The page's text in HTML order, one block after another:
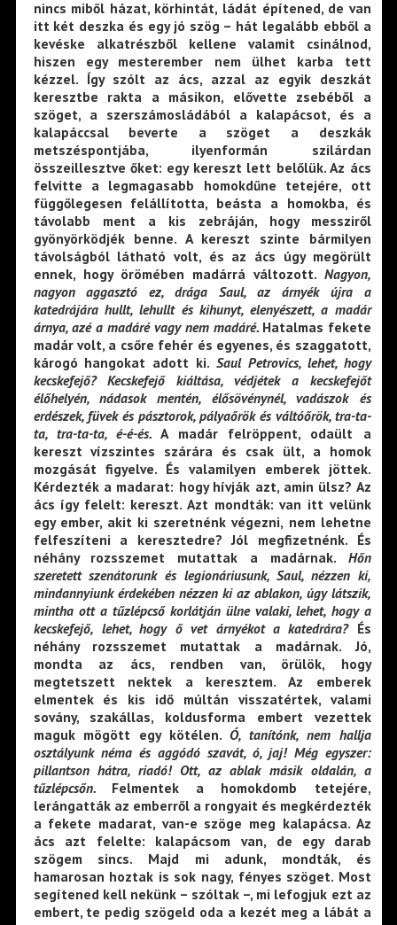
nincs miből házat, körhintát, ládát építened, de van
itt két deszka és egy jó szög – hát legalább ebből a
kevéske alkatrészből kellene valamit csinálnod,
hiszen egy mesterember nem ülhet karba tett
kézzel. Így szólt az ács, azzal az egyik deszkát
keresztbe rakta a másikon, elővette zsebéből a
szöget, a szerszámosládából a kalapácsot, és a
kalapáccsal beverte a szöget a deszkák
metszéspontjába, ilyenformán szilárdan
összeillesztve őket: egy kereszt lett belőlük. Az ács
felvitte a legmagasabb homokdűne tetejére, ott
függőlegesen felállította, beásta a homokba, és
távolabb ment a kis zebráján, hogy messziről
gyönyörködjék benne. A kereszt szinte bármilyen
távolságból látható volt, és az ács úgy megörült
ennek, hogy örömében madárrá változott. Nagyon,
nagyon
aggasztó ez, drága Saul, az árnyék újra a
katedrájára hullt, lehullt és kihunyt, elenyészett, a madár
árnya, azé a madáré vagy nem madáré. Hatalmas fekete
madár volt, a csőre fehér és egyenes, és szaggatott,
károgó hangokat adott ki.Saul Petrovics, lehet, hogy
kecskefejő?
Kecskefejő kiáltása, védjétek a kecskefejőt
élőhelyén, nádasok mentén, élősövénynél, vadászok és
erdészek, füvek és pásztorok, pályaőrök és váltóőrök, tra-ta-
ta, tra-ta-ta, é-é-és.A madár felröppent, odaült a
kereszt vízszintes szárára és csak ült, a homok
mozgását figyelve. És valamilyen emberek jöttek.
Kérdezték a madarat: hogy hívják azt, amin ülsz? Az
ács így felelt: kereszt. Azt mondták: van itt velünk
egy ember, akit ki szeretnénk végezni, nem lehetne
felfeszíteni a keresztedre? Jól megfizetnénk. És
néhány rozsszemet mutattak a madárnak. Hőn
szeretett szenátorunk és legionáriusunk, Saul, nézzen ki,
mindannyiunk érdekében nézzen ki az ablakon, úgy látszik,
mintha ott a tűzlépcső korlátján ülne valaki, lehet, hogy a
kecskefejő, lehet, hogy ő vet árnyékot a katedrára?És
néhány rozsszemet mutattak a madárnak. Jó,
mondta az ács, rendben van, örülök, hogy
megtetszett nektek a keresztem. Az emberek
elmentek és kis idő múltán visszatértek, valami
sovány, szakállas, koldusforma embert vezettek
maguk mögött egy kötélen. Ó, tanítónk, nem hallja
osztályunk néma és aggódó szavát, ó, jaj! Még egyszer:
pillantson hátra, riadó! Ott, az ablak másik oldalán, a
tűzlépcsőn. Felmentek a homokdomb tetejére,
lerángatták az emberről a rongyait és megkérdezték
a fekete madarat, van-e szöge meg kalapácsa. Az
ács azt felelte: kalapácsom van, de egy darab
szögem sincs. Majd mi adunk, mondták, és
hamarosan hoztak is sok nagy, fényes szöget. Most
segítened kell nekünk – szóltak –, mi lefogjuk ezt az
embert, te pedig szögeld oda a kezét meg a lábát a